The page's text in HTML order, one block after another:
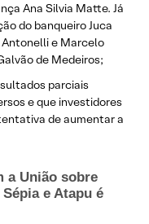
Ana Silvia Matte. Já
do banqueiro Juca
Antonelli e Marcelo
de Medeiros;
parciais
e que investidores
de aumentar a
a União sobre
e Atapu é